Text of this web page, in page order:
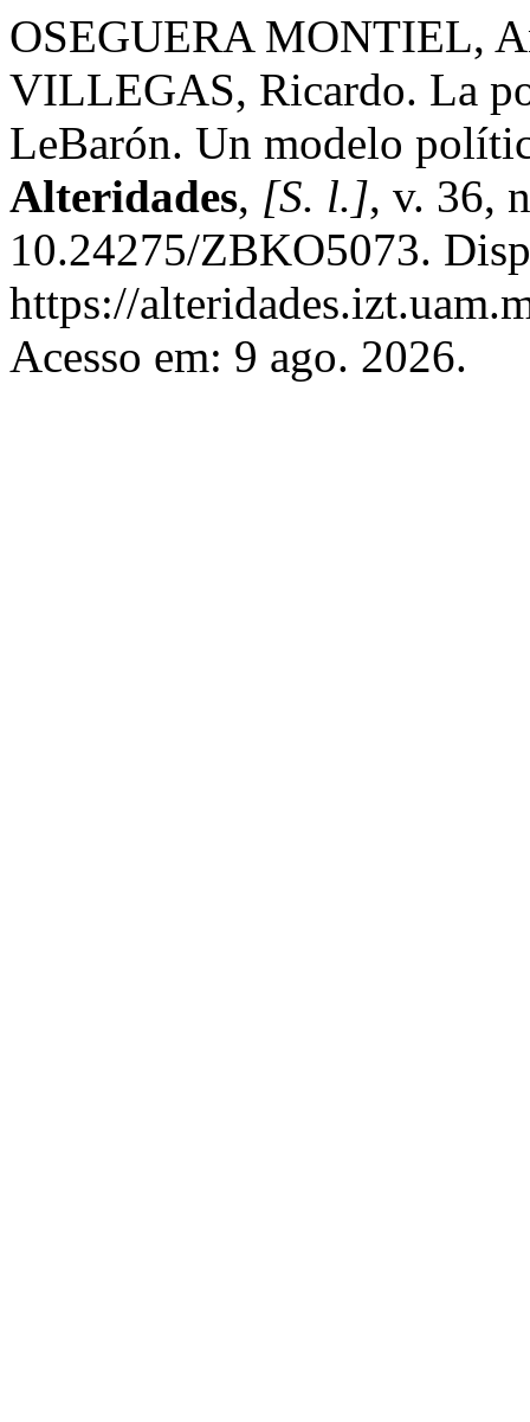
OSEGUERA MONTIEL,
VILLEGAS, Ricardo. La
LeBarón. Un modelo
Alteridades, [S. l.], v. 36,
10.24275/ZBKO5073.
https://
Acesso em: 9 ago. 2026.